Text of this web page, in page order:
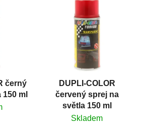
černý
ml
DUPLI-COLOR
červený sprej na
světla 150 ml
Skladem